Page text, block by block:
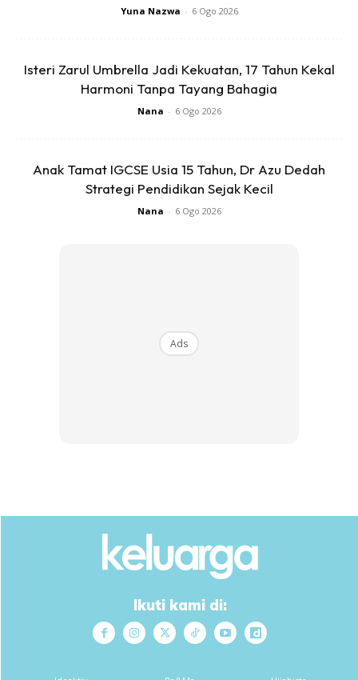
Ads
Apabila dikumpulkan semula gelas minuman tersebut, ianya
memang ‘sah’ adalah serpihan kaca.
Ads
Yuna Nazwa - 6 Ogo 2026
Isteri Zarul Umbrella Jadi Kekuatan, 17 Tahun Kekal
Harmoni Tanpa Tayang Bahagia
Nana - 6 Ogo 2026
Anak Tamat IGCSE Usia 15 Tahun, Dr Azu Dedah
Strategi Pendidikan Sejak Kecil
Nana - 6 Ogo 2026
Ads
Ikuti kami di: